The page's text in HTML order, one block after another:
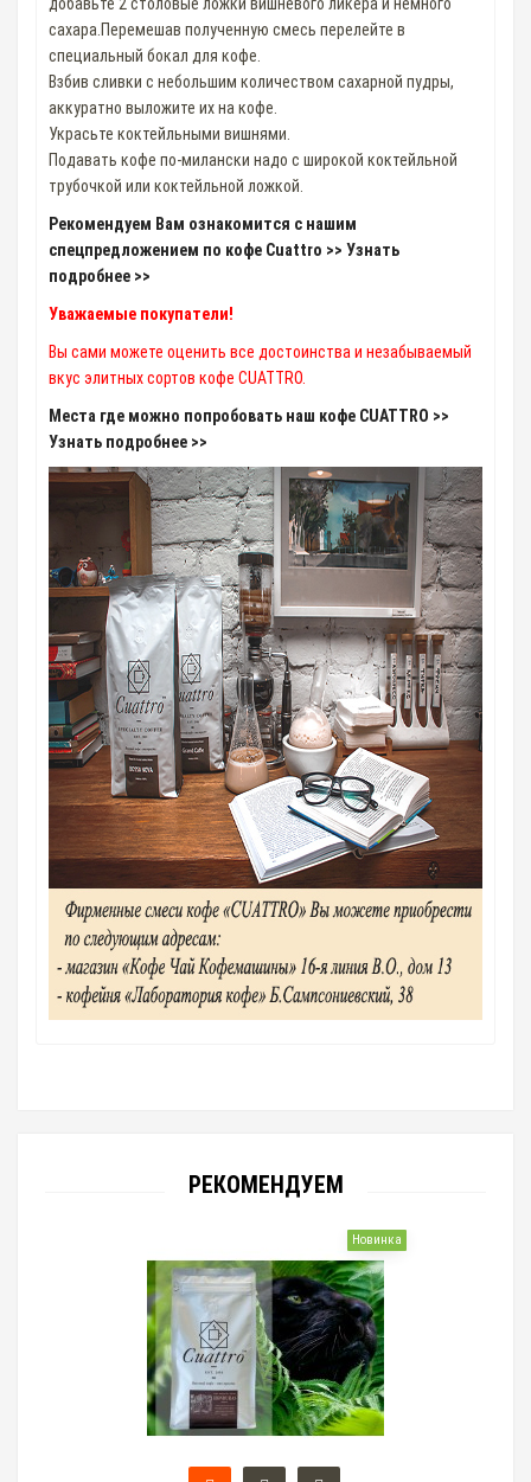
сахара.Перемешав полученную смесь перелейте в
специальный бокал для кофе.
Взбив сливки с небольшим количеством сахарной пудры,
аккуратно выложите их на кофе.
Украсьте коктейльными вишнями.
Подавать кофе по-милански надо с широкой коктейльной
трубочкой или коктейльной ложкой.
Рекомендуем Вам ознакомится с нашим
спецпредложением по кофе Cuattro >> Узнать
подробнее >>
Уважаемые покупатели!
Вы сами можете оценить все достоинства и незабываемый
вкус элитных сортов кофе CUATTRO.
Места где можно попробовать наш кофе CUATTRO >>
Узнать подробнее >>
РЕКОМЕНДУЕМ
Новинка